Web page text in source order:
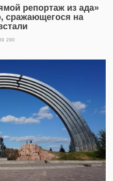
репортаж из ада»
сражающегося на
290